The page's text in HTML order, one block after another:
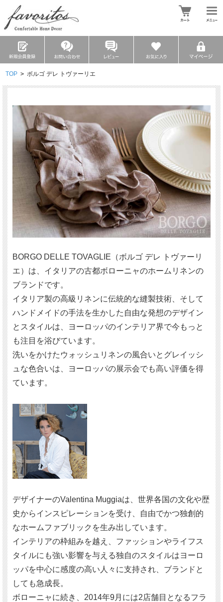
TOP > ボルゴ デレ トヴァーリエ
BORGO DELLE TOVAGLIE（ボルゴ デレ トヴァーリ
エ）は、イタリアの古都ボローニャのホームリネンの
ブランドです。
イタリア製の高級リネンに伝統的な縫製技術、そして
ハンドメイドの手法を生かした自由な発想のデザイン
とスタイルは、ヨーロッパのインテリア界で今もっと
も注目を浴びています。
洗いをかけたウォッシュリネンの風合いとグレイッシ
ュな色合いは、ヨーロッパの展示会でも高い評価を得
ています。
デザイナーのValentina Muggiaは、世界各国の文化や歴
史からインスピレーションを受け、自由でかつ独創的
なホームファブリックを生み出しています。
インテリアの枠組みを越え、ファッションやライフス
タイルにも強い影響を与える独自のスタイルはヨーロ
ッパを中心に感度の高い人々に支持され、ブランドと
しても急成長。
ボローニャに続き、2014年9月には2店舗目となるフラ